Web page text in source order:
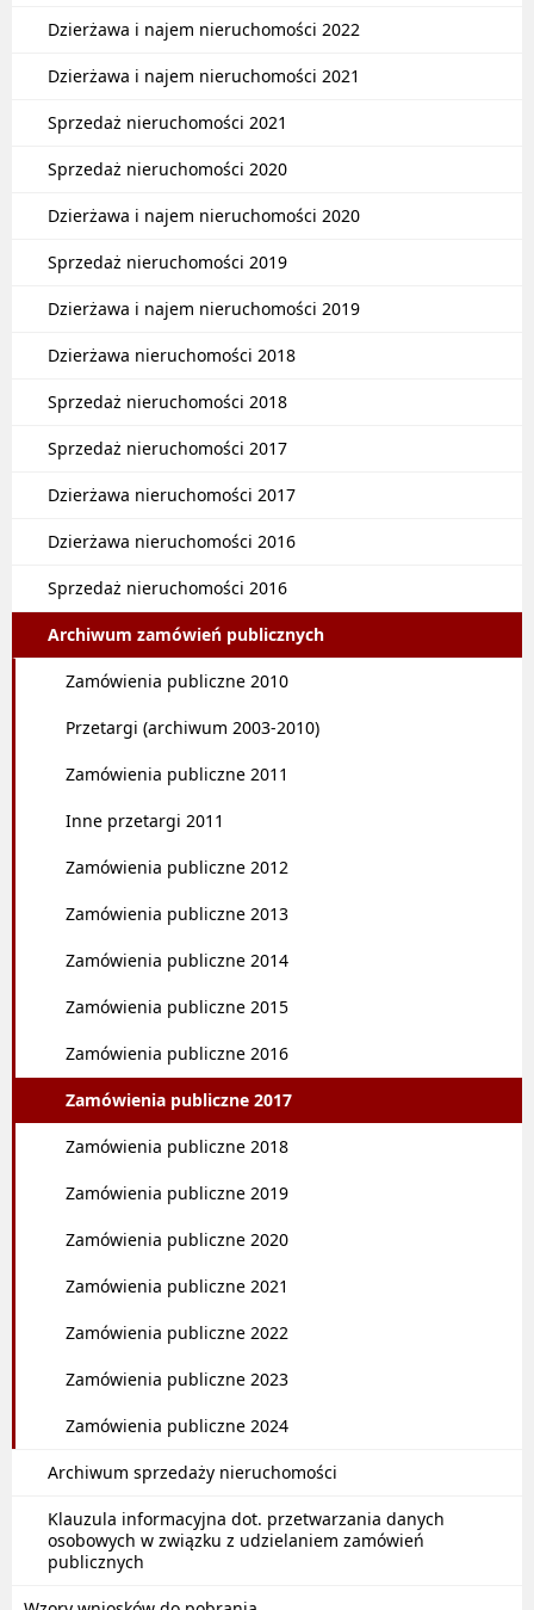
Dzierżawa i najem nieruchomości 2022
Dzierżawa i najem nieruchomości 2021
Sprzedaż nieruchomości 2021
Sprzedaż nieruchomości 2020
Dzierżawa i najem nieruchomości 2020
Sprzedaż nieruchomości 2019
Dzierżawa i najem nieruchomości 2019
Dzierżawa nieruchomości 2018
Sprzedaż nieruchomości 2018
Sprzedaż nieruchomości 2017
Dzierżawa nieruchomości 2017
Dzierżawa nieruchomości 2016
Sprzedaż nieruchomości 2016
Archiwum zamówień publicznych
Zamówienia publiczne 2010
Przetargi (archiwum 2003-2010)
Zamówienia publiczne 2011
Inne przetargi 2011
Zamówienia publiczne 2012
Zamówienia publiczne 2013
Zamówienia publiczne 2014
Zamówienia publiczne 2015
Zamówienia publiczne 2016
Zamówienia publiczne 2017
Zamówienia publiczne 2018
Zamówienia publiczne 2019
Zamówienia publiczne 2020
Zamówienia publiczne 2021
Zamówienia publiczne 2022
Zamówienia publiczne 2023
Zamówienia publiczne 2024
Archiwum sprzedaży nieruchomości
Klauzula informacyjna dot. przetwarzania danych
osobowych w związku z udzielaniem zamówień
publicznych